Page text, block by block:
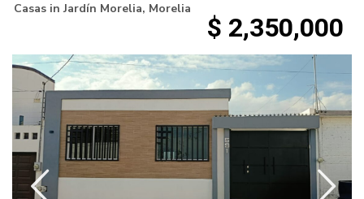
Casas inJardín Morelia, Morelia
$ 2,350,000